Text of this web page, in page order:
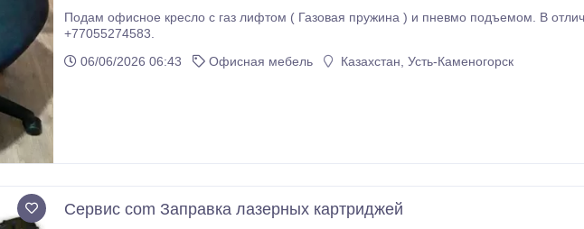
Подам офисное кресло с газ лифтом ( Газовая пружина ) и пневмо подъемом. В отличном состоянии черного цвета.
+77055274583.
06/06/2026 06:43
Офисная мебель Казахстан, Усть-Каменогорск
Сервис com Заправка лазерных картриджей